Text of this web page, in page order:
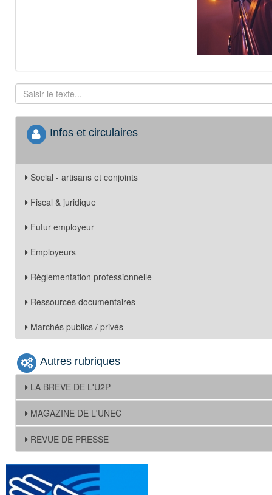
Infos et circulaires
Social - artisans et conjoints
Fiscal & juridique
Futur employeur
Employeurs
Règlementation professionnelle
Ressources documentaires
Marchés publics / privés
Autres rubriques
LA BREVE DE L'U2P
MAGAZINE DE L'UNEC
REVUE DE PRESSE